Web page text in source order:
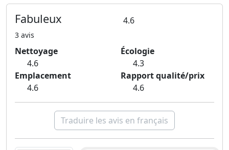
Fabuleux 4.6
3 avis
Nettoyage
4.6
Écologie
4.3
Emplacement
4.6
Rapport qualité/prix
4.6
Traduire les avis en français